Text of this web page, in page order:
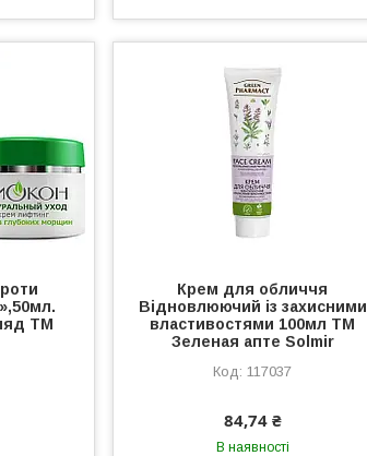
ТМ
Крем для обличчя
Відновлюючий із захисними
властивостями 100мл ТМ
Зеленая апте Solmir
117037
84,74 ₴
В наявності